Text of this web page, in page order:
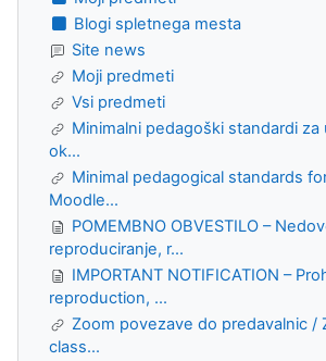
Blogi spletnega mesta
Site news
Moji predmeti
Vsi predmeti
Minimalni pedagoški standardi
ok...
Minimal pedagogical standards
Moodle...
POMEMBNO OBVESTILO –
reproduciranje, r...
IMPORTANT NOTIFICATION –
reproduction, ...
Zoom povezave do predavalnic /
class...